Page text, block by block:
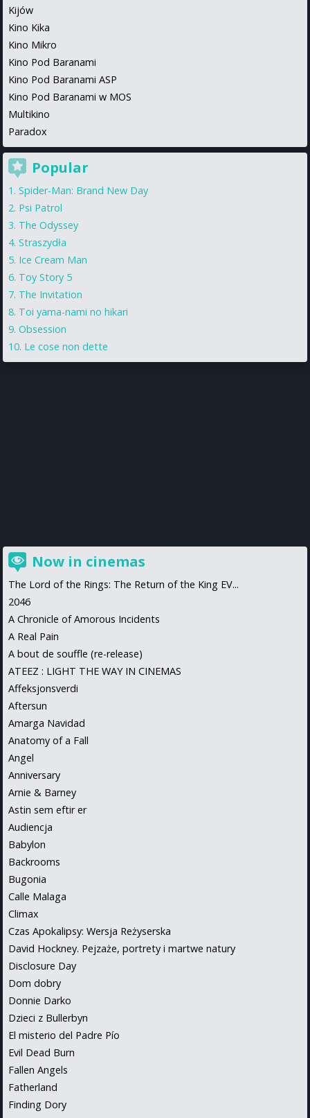
Kijów
Kino Kika
Kino Mikro
Kino Pod Baranami
Kino Pod Baranami ASP
Kino Pod Baranami w MOS
Multikino
Paradox
Popular
Spider-Man: Brand New Day
Psi Patrol
The Odyssey
Straszydła
Ice Cream Man
Toy Story 5
The Invitation
Toi yama-nami no hikari
Obsession
Le cose non dette
Now in cinemas
The Lord of the Rings: The Return of the King EV...
2046
A Chronicle of Amorous Incidents
A Real Pain
A bout de souffle (re-release)
ATEEZ : LIGHT THE WAY IN CINEMAS
Affeksjonsverdi
Aftersun
Amarga Navidad
Anatomy of a Fall
Angel
Anniversary
Arnie & Barney
Astin sem eftir er
Audiencja
Babylon
Backrooms
Bugonia
Calle Malaga
Climax
Czas Apokalipsy: Wersja Reżyserska
David Hockney. Pejzaże, portrety i martwe natury
Disclosure Day
Dom dobry
Donnie Darko
Dzieci z Bullerbyn
El misterio del Padre Pío
Evil Dead Burn
Fallen Angels
Fatherland
Finding Dory